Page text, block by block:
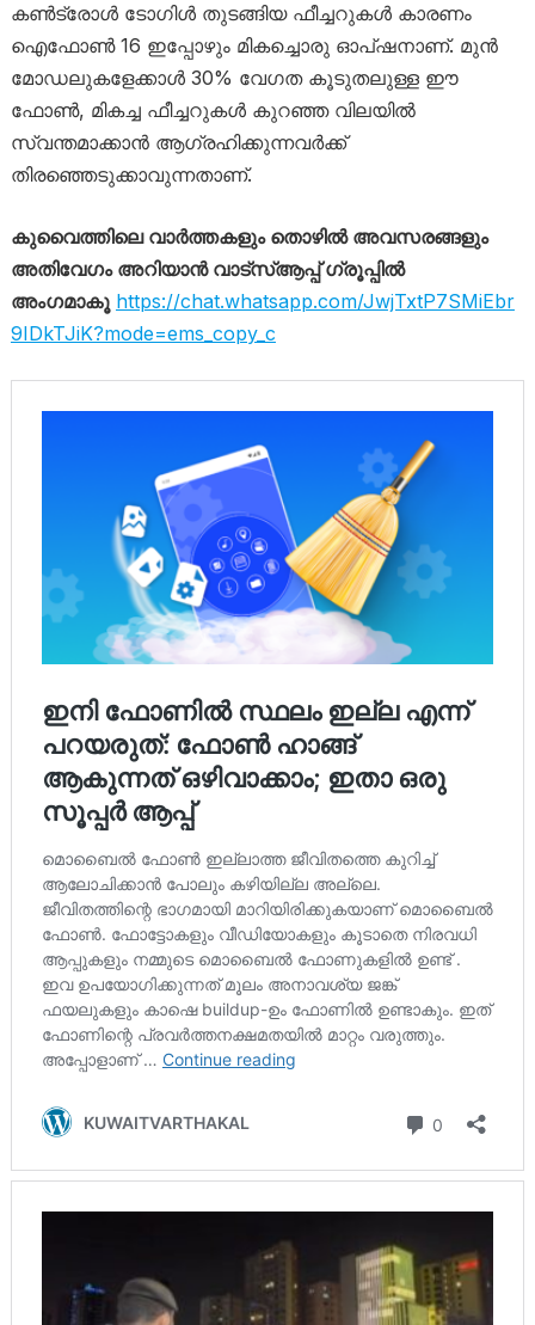
കൺട്രോൾ ടോഗിൾ തുടങ്ങിയ ഫീച്ചറുകൾ കാരണം
ഐഫോൺ 16 ഇപ്പോഴും മികച്ചൊരു ഓപ്ഷനാണ്. മുൻ
മോഡലുകളേക്കാൾ 30% വേഗത കൂടുതലുള്ള ഈ
ഫോൺ, മികച്ച ഫീച്ചറുകൾ കുറഞ്ഞ വിലയിൽ
സ്വന്തമാക്കാൻ ആഗ്രഹിക്കുന്നവർക്ക്
തിരഞ്ഞെടുക്കാവുന്നതാണ്.
കുവൈത്തിലെ വാർത്തകളും തൊഴിൽ അവസരങ്ങളും
അതിവേഗം അറിയാൻ വാട്സ്ആപ്പ് ഗ്രൂപ്പിൽ
അംഗമാകൂ https://chat.whatsapp.com/JwjTxtP7SMiEbr
9IDkTJiK?mode=ems_copy_c